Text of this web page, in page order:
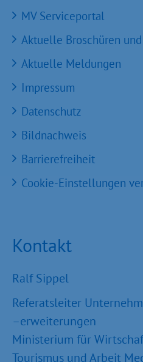
MV Serviceportal
Aktuelle Broschüren
Aktuelle Meldungen
Impressum
Datenschutz
Bildnachweis
Barrierefreiheit
Cookie-Einstellungen
Kontakt
Ralf Sippel
Referatsleiter
–erweiterungen
Ministerium für
Tourismus und Arbeit